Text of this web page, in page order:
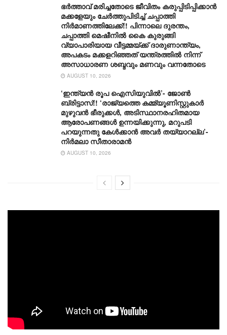
ഭർത്താവ് മരിച്ചതോടെ ജീവിതം കരുപ്പിടിപ്പിക്കാൻ
മക്കളേയും ചേർത്തുപിടിച്ച് ചപ്പാത്തി
നിർമാണത്തിലേക്ക്!! പിന്നാലെ ദുരന്തം,
ചപ്പാത്തി മെഷീനിൽ കൈ കുരുങ്ങി
വ്യാപാരിയായ വീട്ടമ്മയ്ക്ക് ദാരുണാന്ത്യം,
അപകടം മക്കളറിഞ്ഞത് യന്ത്രത്തിൽ നിന്ന്
അസാധാരണ ശബ്ദവും മണവും വന്നതോടെ
AUGUST 10, 2026
‘ഇന്ത്യൻ രൂപ ഐസിയുവിൽ’- ജോൺ
ബ്രിട്ടാസ്!! ‘രാജ്യത്തെ കമ്മ്യൂണിസ്റ്റുകാർ
മുഴുവൻ ഭീരുക്കൾ, അടിസ്ഥാനരഹിതമായ
ആരോപണങ്ങൾ ഉന്നയിക്കുന്നു, മറുപടി
പറയുന്നതു കേൾക്കാൻ അവർ തയ്യാറല്ല’-
നിർമലാ സീതാരാമൻ
AUGUST 10, 2026